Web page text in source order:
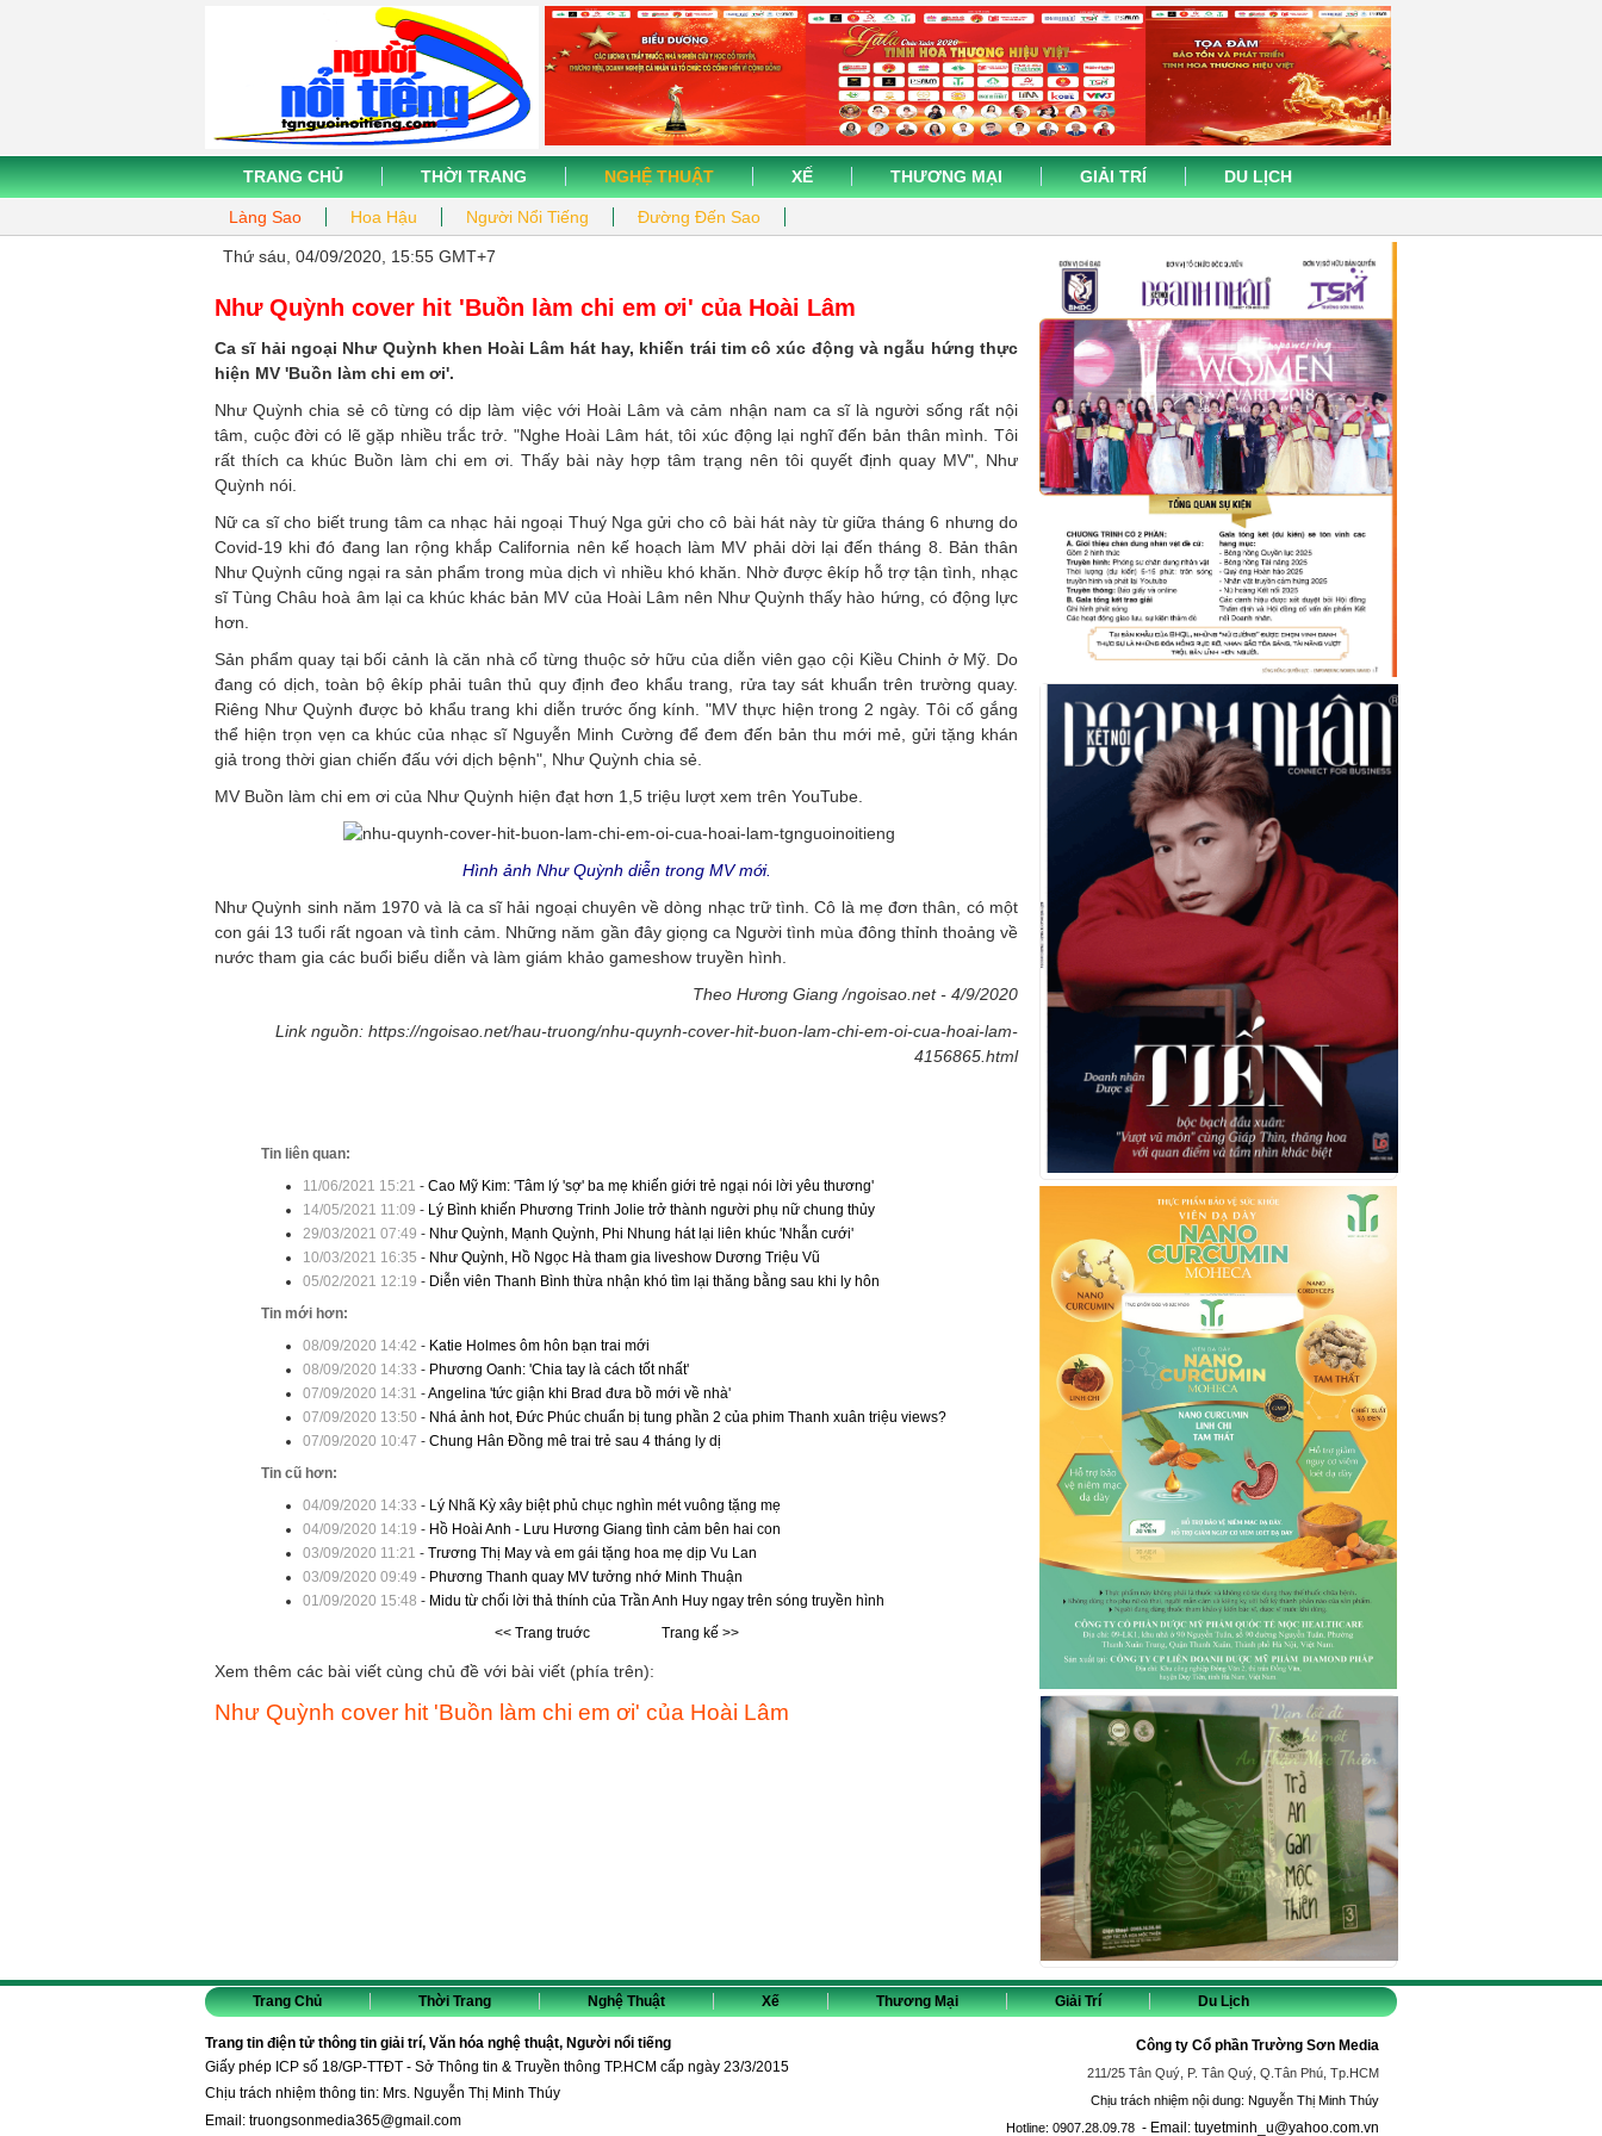
TRANG CHỦ THỜI TRANG NGHỆ THUẬT
Làng Sao Hoa Hậu Người Nổi Tiếng Đường Đến Sao
XẾ THƯƠNG MẠI GIẢI TRÍ DU LỊCH
Thứ sáu, 04/09/2020, 15:55 GMT+7
Như Quỳnh cover hit 'Buồn làm chi em ơi' của Hoài Lâm
Ca sĩ hải ngoại Như Quỳnh khen Hoài Lâm hát hay, khiến trái tim cô xúc động và ngẫu hứng thực
hiện MV 'Buồn làm chi em ơi'.
Như Quỳnh chia sẻ cô từng có dịp làm việc với Hoài Lâm và cảm nhận nam ca sĩ là người sống rất nội
tâm, cuộc đời có lẽ gặp nhiều trắc trở. "Nghe Hoài Lâm hát, tôi xúc động lại nghĩ đến bản thân mình. Tôi
rất thích ca khúc Buồn làm chi em ơi. Thấy bài này hợp tâm trạng nên tôi quyết định quay MV", Như
Quỳnh nói.
Nữ ca sĩ cho biết trung tâm ca nhạc hải ngoại Thuý Nga gửi cho cô bài hát này từ giữa tháng 6 nhưng do
Covid-19 khi đó đang lan rộng khắp California nên kế hoạch làm MV phải dời lại đến tháng 8. Bản thân
Như Quỳnh cũng ngại ra sản phẩm trong mùa dịch vì nhiều khó khăn. Nhờ được êkíp hỗ trợ tận tình, nhạc
sĩ Tùng Châu hoà âm lại ca khúc khác bản MV của Hoài Lâm nên Như Quỳnh thấy hào hứng, có động lực
hơn.
Sản phẩm quay tại bối cảnh là căn nhà cổ từng thuộc sở hữu của diễn viên gạo cội Kiều Chinh ở Mỹ. Do
đang có dịch, toàn bộ êkíp phải tuân thủ quy định đeo khẩu trang, rửa tay sát khuẩn trên trường quay.
Riêng Như Quỳnh được bỏ khẩu trang khi diễn trước ống kính. "MV thực hiện trong 2 ngày. Tôi cố gắng
thể hiện trọn vẹn ca khúc của nhạc sĩ Nguyễn Minh Cường để đem đến bản thu mới mẻ, gửi tặng khán
giả trong thời gian chiến đấu với dịch bệnh", Như Quỳnh chia sẻ.
MV Buồn làm chi em ơi của Như Quỳnh hiện đạt hơn 1,5 triệu lượt xem trên YouTube.
Hình ảnh Như Quỳnh diễn trong MV mới.
Như Quỳnh sinh năm 1970 và là ca sĩ hải ngoại chuyên về dòng nhạc trữ tình. Cô là mẹ đơn thân, có một
con gái 13 tuổi rất ngoan và tình cảm. Những năm gần đây giọng ca Người tình mùa đông thỉnh thoảng về
nước tham gia các buổi biểu diễn và làm giám khảo gameshow truyền hình.
Theo Hương Giang /ngoisao.net - 4/9/2020
Link nguồn: https://ngoisao.net/hau-truong/nhu-quynh-cover-hit-buon-lam-chi-em-oi-cua-hoai-lam-
4156865.html
Tin liên quan:
11/06/2021 15:21 - Cao Mỹ Kim: 'Tâm lý 'sợ' ba mẹ khiến giới trẻ ngại nói lời yêu thương'
14/05/2021 11:09 - Lý Bình khiến Phương Trinh Jolie trở thành người phụ nữ chung thủy
29/03/2021 07:49 - Như Quỳnh, Mạnh Quỳnh, Phi Nhung hát lại liên khúc 'Nhẫn cưới'
10/03/2021 16:35 - Như Quỳnh, Hồ Ngọc Hà tham gia liveshow Dương Triệu Vũ
05/02/2021 12:19 - Diễn viên Thanh Bình thừa nhận khó tìm lại thăng bằng sau khi ly hôn
Tin mới hơn:
08/09/2020 14:42 - Katie Holmes ôm hôn bạn trai mới
08/09/2020 14:33 - Phương Oanh: 'Chia tay là cách tốt nhất'
07/09/2020 14:31 -Angelina 'tức giận khi Brad đưa bồ mới về nhà'
07/09/2020 13:50 - Nhá ảnh hot, Đức Phúc chuẩn bị tung phần 2 của phim Thanh xuân triệu views?
07/09/2020 10:47 - Chung Hân Đồng mê trai trẻ sau 4 tháng ly dị
Tin cũ hơn:
04/09/2020 14:33 - Lý Nhã Kỳ xây biệt phủ chục nghìn mét vuông tặng mẹ
04/09/2020 14:19 - Hồ Hoài Anh - Lưu Hương Giang tình cảm bên hai con
03/09/2020 11:21 - Trương Thị May và em gái tặng hoa mẹ dịp Vu Lan
03/09/2020 09:49 - Phương Thanh quay MV tưởng nhớ Minh Thuận
01/09/2020 15:48 - Midu từ chối lời thả thính của Trần Anh Huy ngay trên sóng truyền hình
<< Trang truớc
Trang kế >>
Xem thêm các bài viết cùng chủ đề với bài viết (phía trên):
Như Quỳnh cover hit 'Buồn làm chi em ơi' của Hoài Lâm
Trang Chủ Thời Trang Nghệ Thuật Xế Thương Mại Giải Trí Du Lịch
Trang tin điện tử thông tin giải trí, Văn hóa nghệ thuật, Người nổi tiếng
Giấy phép ICP số 18/GP-TTĐT - Sở Thông tin & Truyền thông TP.HCM cấp ngày 23/3/2015
Chịu trách nhiệm thông tin: Mrs. Nguyễn Thị Minh Thúy
Email: truongsonmedia365@gmail.com
Công ty Cổ phần Trường Sơn Media
211/25 Tân Quý, P. Tân Quý, Q.Tân Phú, Tp.HCM
Chịu trách nhiệm nội dung: Nguyễn Thị Minh Thúy
Hotline: 0907.28.09.78 - Email: tuyetminh_u@yahoo.com.vn